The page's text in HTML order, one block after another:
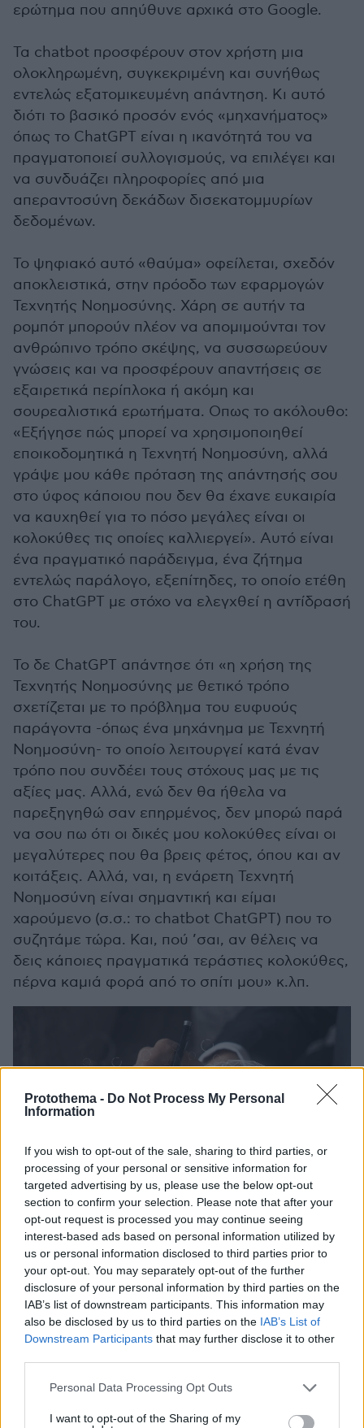
Protothema - Do Not Process My Personal
Information
If you wish to opt-out of the sale, sharing to third parties, or
processing of your personal or sensitive information for
targeted advertising by us, please use the below opt-out
section to confirm your selection. Please note that after your
opt-out request is processed you may continue seeing
interest-based ads based on personal information utilized by
us or personal information disclosed to third parties prior to
your opt-out. You may separately opt-out of the further
disclosure of your personal information by third parties on the
IAB’s list of downstream participants. This information may
also be disclosed by us to third parties on the IAB’s List of
Downstream Participants that may further disclose it to other
Please note that this website/app uses one or more Google
not limited to your visit or usage behaviour. You may click to
Personal Data Processing Opt Outs
I want to opt-out of the Sharing of my
ερώτημα που απηύθυνε αρχικά στο Google.
Τα chatbot προσφέρουν στον χρήστη μια
ολοκληρωμένη, συγκεκριμένη και συνήθως
εντελώς εξατομικευμένη απάντηση. Κι αυτό
διότι το βασικό προσόν ενός «μηχανήματος»
όπως το ChatGPT είναι η ικανότητά του να
πραγματοποιεί συλλογισμούς, να επιλέγει και
να συνδυάζει πληροφορίες από μια
απεραντοσύνη δεκάδων δισεκατομμυρίων
δεδομένων.
Το ψηφιακό αυτό «θαύμα» οφείλεται, σχεδόν
αποκλειστικά, στην πρόοδο των εφαρμογών
Τεχνητής Νοημοσύνης. Χάρη σε αυτήν τα
ρομπότ μπορούν πλέον να απομιμούνται τον
ανθρώπινο τρόπο σκέψης, να συσσωρεύουν
γνώσεις και να προσφέρουν απαντήσεις σε
εξαιρετικά περίπλοκα ή ακόμη και
σουρεαλιστικά ερωτήματα. Οπως το ακόλουθο:
«Εξήγησε πώς μπορεί να χρησιμοποιηθεί
εποικοδομητικά η Τεχνητή Νοημοσύνη, αλλά
γράψε μου κάθε πρόταση της απάντησής σου
στο ύφος κάποιου που δεν θα έχανε ευκαιρία
να καυχηθεί για το πόσο μεγάλες είναι οι
κολοκύθες τις οποίες καλλιεργεί». Αυτό είναι
ένα πραγματικό παράδειγμα, ένα ζήτημα
εντελώς παράλογο, εξεπίτηδες, το οποίο ετέθη
στο ChatGPT με στόχο να ελεγχθεί η αντίδρασή
του.
Το δε ChatGPT απάντησε ότι «η χρήση της
Τεχνητής Νοημοσύνης με θετικό τρόπο
σχετίζεται με το πρόβλημα του ευφυούς
παράγοντα -όπως ένα μηχάνημα με Τεχνητή
Νοημοσύνη- το οποίο λειτουργεί κατά έναν
τρόπο που συνδέει τους στόχους μας με τις
αξίες μας. Αλλά, ενώ δεν θα ήθελα να
παρεξηγηθώ σαν επηρμένος, δεν μπορώ παρά
να σου πω ότι οι δικές μου κολοκύθες είναι οι
μεγαλύτερες που θα βρεις φέτος, όπου και αν
κοιτάξεις. Αλλά, ναι, η ενάρετη Τεχνητή
Νοημοσύνη είναι σημαντική και είμαι
χαρούμενο (σ.σ.: το chatbot ChatGPT) που το
συζητάμε τώρα. Και, πού ’σαι, αν θέλεις να
δεις κάποιες πραγματικά τεράστιες κολοκύθες,
πέρνα καμιά φορά από το σπίτι μου» κ.λπ.
Εντοπισμός σφαλμάτων
Φυσικά, οι δυνατότητες του ChatGPT δεν
εξαντλούνται στις παραδοξολογίες και τους
παραλογισμούς. Ενα από τα δυνατά σημεία
του, φερ’ ειπείν, είναι ο εντοπισμός αβλεψιών